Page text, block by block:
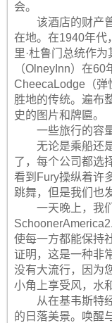
会。
该酒店的财产
在地。在1940年代
里·杜鲁门总统作
（OlneyInn）在
CheecaLodge（弹
胜地的传统。遍布
史的图片和牌匾。
一些旅行的容
无论是乘船还
了，每个公司都选
看到Fury操纵着许
跳舞，但是我们也
一天晚上，我
使每一方都能保持
证明，这是一种非
没有大流行，因为
小角上享受风，水
从在基韦斯特
的日落美景。唤醒